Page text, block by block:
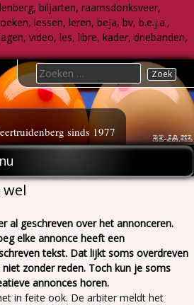
biljarten, raamsdonksveer,
lessen, leren, beja, bv, b.e.j.a.,
video, les, libre, kader, driebanden,
sinds 1977
Search
for:
al geschreven over het annonceren.
elke annonce heeft een
tekst. Dat lijkt soms overdreven
zonder reden. Toch kun je soms
annonces horen.
in feite ook. De arbiter meldt het